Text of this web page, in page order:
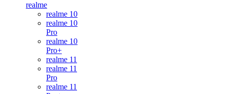
realme
realme 10
realme 10
Pro
realme 10
Pro+
realme 11
realme 11
Pro
realme 11